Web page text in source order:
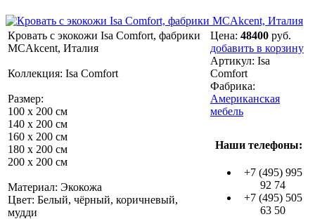
Кровать с экокожи Isa Comfort, фабрики
MCAkcent, Италия
Коллекция: Isa Comfort
Размер:
100 х 200 см
140 х 200 см
160 х 200 см
180 х 200 см
200 х 200 см
Материал: Экокожа
Цвет: Белый, чёрный, коричневый,
мудди
Цена: 48400 руб.
добавить в корзину
Артикул: Isa
Comfort
Фабрика:
Американская
мебель
Наши телефоны:
+7 (495) 995
92 74
+7 (495) 505
63 50